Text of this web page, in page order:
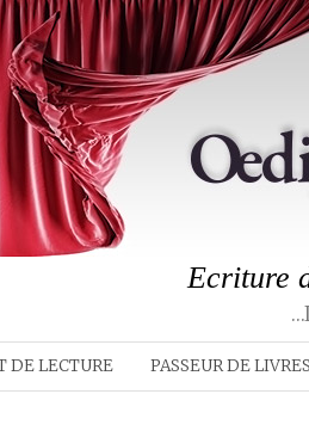
Ecriture
DE LECTURE PASSEUR DE LIVRES